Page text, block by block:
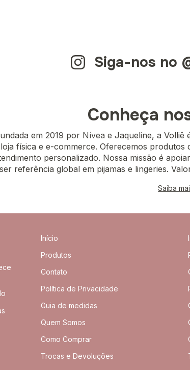
Siga-nos no
Conheça
em 2019 por Nívea e Jaqueline, a
loja física e e-commerce. Oferecemos produtos
personalizado. Nossa missão é
ser referência global em pijamas e lingeries.
Saiba
Início
Produtos
Contato
Política de Privacidade
Guia de medidas
Quem Somos
Como Comprar
Trocas e Devoluções